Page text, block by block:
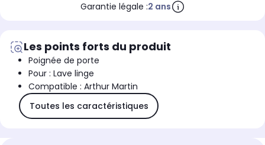
Garantie légale :2 ans
Les points forts du produit
Poignée de porte
Pour : Lave linge
Compatible : Arthur Martin
Toutes les caractéristiques